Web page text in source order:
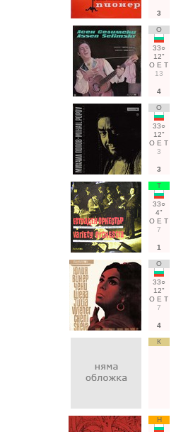
3
О
33○
12"
О Е Т
13
4
О
33○
12"
О Е Т
3
3
Т
33○
4"
О Е Т
7
1
О
33○
12"
О Е Т
7
4
К
Н